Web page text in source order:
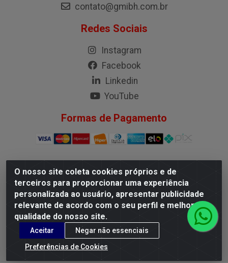
O nosso site coleta cookies próprios e de
terceiros para proporcionar uma experiência
personalizada ao usuário, apresentar publicidade
relevante de acordo com o seu perfil e melhorar a
qualidade do nosso site.
Aceitar
Negar não essenciais
Preferências de Cookies
contato@gmibh.com.br
Redes Sociais
Instagram
Facebook
Linkedin
YouTube
Formas de Pagamento
G.M.I. Distribuidora LTDA - Rua Conselheiro Pena, 50 - Santa
Branca, Belo Horizonte/MG - CEP 31.710-150 - CNPJ
04.098.359/0001-02